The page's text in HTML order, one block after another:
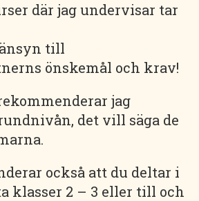
där jag undervisar tar
till
önskemål och krav!
jag
det vill säga de
också att du deltar i
klasser 2 – 3 eller till och